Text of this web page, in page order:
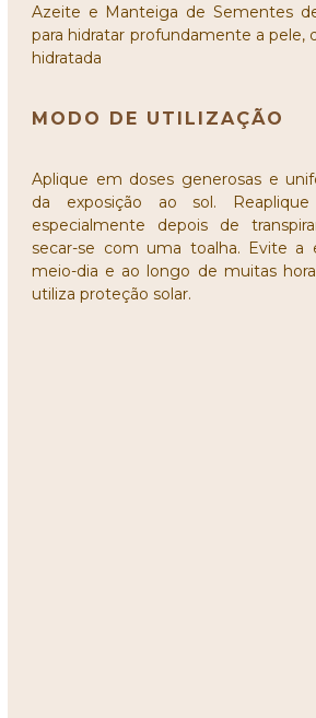
Azeite e Manteiga de Sementes
para hidratar profundamente a pele,
hidratada
MODO DE UTILIZAÇÃO
Aplique em doses generosas e
da exposição ao sol. Reaplique
especialmente depois de
secar-se com uma toalha. Evite a
meio-dia e ao longo de muitas
utiliza proteção solar.